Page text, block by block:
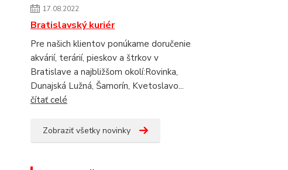
17.08.2022
Bratislavský kuriér
Pre našich klientov ponúkame doručenie
akvárií, terárií, pieskov a štrkov v
Bratislave a najbližšom okolí:Rovinka,
Dunajská Lužná, Šamorín, Kvetoslavo...
čítať celé
Zobraziť všetky novinky